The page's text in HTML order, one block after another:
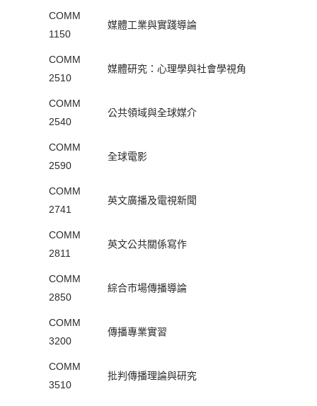
COMM
1150
媒體工業與實踐導論
COMM
2510
媒體研究：心理學與社會學視角
COMM
2540
公共領域與全球媒介
COMM
2590
全球電影
COMM
2741
英文廣播及電視新聞
COMM
2811
英文公共關係寫作
COMM
2850
綜合市場傳播導論
COMM
3200
傳播專業實習
COMM
3510
批判傳播理論與研究